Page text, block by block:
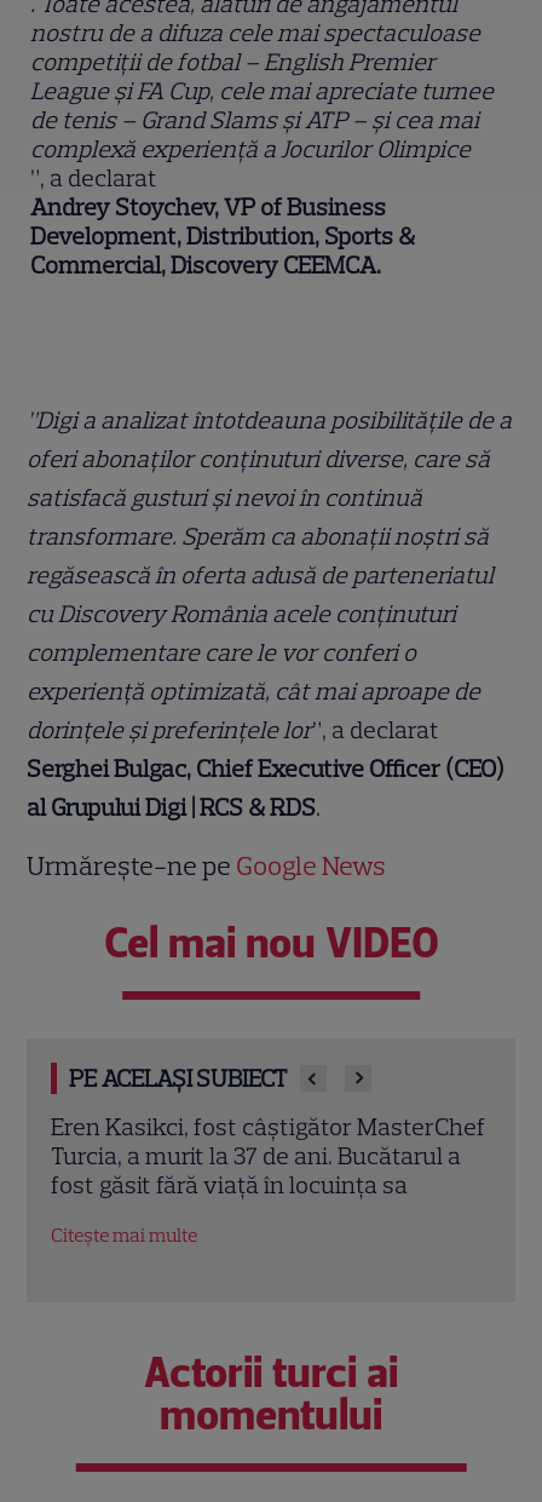
nostru de a difuza cele mai spectaculoase
competiții de fotbal – English Premier
League și FA Cup, cele mai apreciate turnee
de tenis – Grand Slams și ATP – și cea mai
complexă experiență a Jocurilor Olimpice
”, a declarat
Andrey Stoychev, VP of Business
Development, Distribution, Sports &
Commercial, Discovery CEEMCA.
”Digi a analizat întotdeauna posibilitățile de a
oferi abonaților conținuturi diverse, care să
satisfacă gusturi și nevoi în continuă
transformare. Sperăm ca abonații noștri să
regăsească în oferta adusă de parteneriatul
cu Discovery România acele conținuturi
complementare care le vor conferi o
experiență optimizată, cât mai aproape de
dorințele și preferințele lor”, a declarat
Serghei Bulgac, Chief Executive Officer (CEO)
al Grupului Digi | RCS & RDS.
Urmărește-ne pe Google News
Cel mai nou VIDEO
PE ACELAȘI SUBIECT
Trei cupluri revin la „Insula Iubirii –
Reuniuni”. Ce se întâmplă când se
întâlnesc din nou cu Radu Vâlcan
Citește mai multe
Actorii turci ai
momentului